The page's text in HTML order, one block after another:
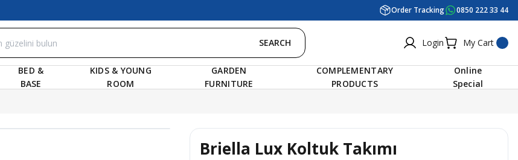
Order Tracking 0850 222 33 44
SEARCH Login My Cart
BED &
BASE
KIDS & YOUNG
ROOM
GARDEN
FURNITURE
COMPLEMENTARY
PRODUCTS
Online
Special
Briella Lux Koltuk Takımı